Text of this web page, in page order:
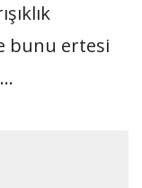
bunu ertesi